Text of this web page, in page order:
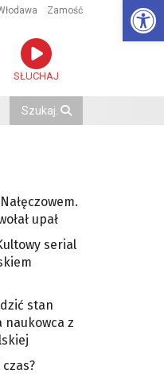
Zamość
SŁUCHAJ
upał
serial
stan
naukowca z
czas?